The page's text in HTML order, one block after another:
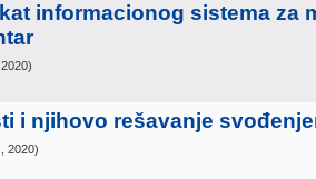
informacionog sistema za
, 2020)
i njihovo rešavanje
, 2020)